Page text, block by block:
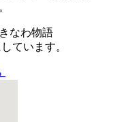
なわ物語
ています。